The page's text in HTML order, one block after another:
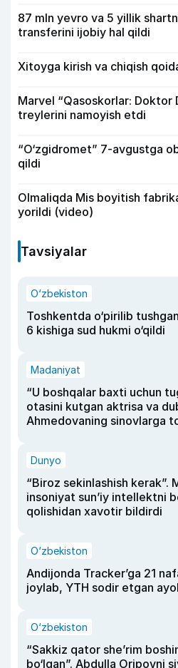
87 mln yevro va 5 yillik
transferini ijobiy hal qildi
Xitoyga kirish va chiqish
Marvel “Qasoskorlar: Doktor
treylerini namoyish etdi
“O‘zgidromet” 7-avgustga
qildi
Olmaliqda Mis boyitish
yorildi (video)
Tavsiyalar
O‘zbekiston
Toshkentda o‘pirilib
6 kishiga sud hukmi o‘qildi
Madaniyat
“U boshqalar baxti uchun
otasini kutgan aktrisa va
Ahmedovaning sinovlarga
Dunyo
“Biroz sekinlashish kerak”.
insoniyat sun’iy intellektni
qolishidan xavotir bildirdi
O‘zbekiston
Andijonda Tracker’ga 21
joylab, YTH sodir etgan
O‘zbekiston
“Sakkiz qator she’rim
bo‘lgan”. Abdulla Oripovni